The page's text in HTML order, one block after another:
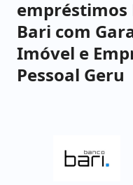
empréstimos
Bari com
Imóvel e
Pessoal Geru